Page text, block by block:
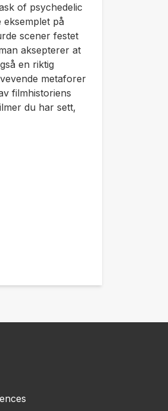
of psychedelic
eksemplet på
scener festet
aksepterer at
en riktig
metaforer
filmhistoriens
du har sett,